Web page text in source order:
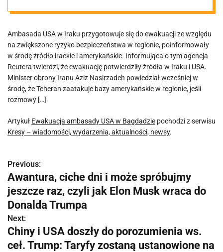
Ambasada USA w Iraku przygotowuje się do ewakuacji ze względu
na zwiększone ryzyko bezpieczeństwa w regionie, poinformowały
w środę źródło irackie i amerykańskie. Informująca o tym agencja
Reutera twierdzi, że ewakuację potwierdziły źródła w Iraku i USA.
Minister obrony Iranu Aziz Nasirzadeh powiedział wcześniej w
środę, że ​​Teheran zaatakuje bazy amerykańskie w regionie, jeśli
rozmowy […]
Artykuł Ewakuacja ambasady USA w Bagdadzie pochodzi z serwisu
Kresy – wiadomości, wydarzenia, aktualności, newsy.
N
a
w
i
g
Previous:
Awantura, ciche dni i może spróbujmy
jeszcze raz, czyli jak Elon Musk wraca do
Donalda Trumpa
Next:
Chiny i USA doszły do porozumienia ws.
ceł. Trump: Taryfy zostaną ustanowione na